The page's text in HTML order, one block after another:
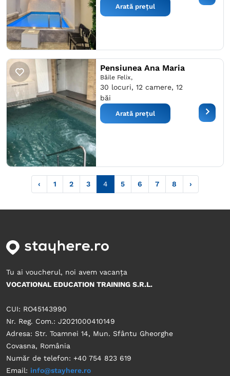
Arată prețul
Pensiunea Ana Maria
Băile Felix,
30 locuri, 12 camere, 12
băi
Arată prețul
‹ 1 2 3 4 5 6 7 8 ›
Tu ai voucherul, noi avem vacanța
VOCATIONAL EDUCATION TRAINING S.R.L.
CUI: RO45143990
Nr. Reg. Com.: J2021000410149
Adresa: Str. Toamnei 14, Mun. Sfântu Gheorghe
Covasna, România
Număr de telefon: +40 754 823 619
Email: info@stayhere.ro